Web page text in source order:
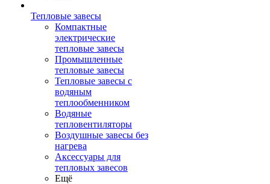
Тепловые завесы
Компактные
электрические
тепловые завесы
Промышленные
тепловые завесы
Тепловые завесы с
водяным
теплообменником
Водяные
тепловентиляторы
Воздушные завесы без
нагрева
Аксессуары для
тепловых завесов
Ещё